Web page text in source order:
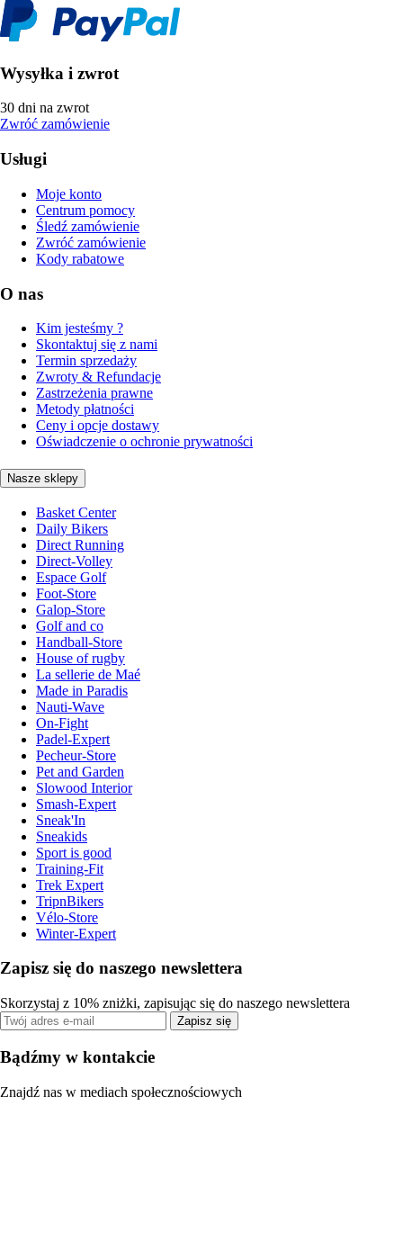
Wysyłka i zwrot
30 dni na zwrot
Zwróć zamówienie
Usługi
Moje konto
Centrum pomocy
Śledź zamówienie
Zwróć zamówienie
Kody rabatowe
O nas
Kim jesteśmy ?
Skontaktuj się z nami
Termin sprzedaży
Zwroty & Refundacje
Zastrzeżenia prawne
Metody płatności
Ceny i opcje dostawy
Oświadczenie o ochronie prywatności
Nasze sklepy
Basket Center
Daily Bikers
Direct Running
Direct-Volley
Espace Golf
Foot-Store
Galop-Store
Golf and co
Handball-Store
House of rugby
La sellerie de Maé
Made in Paradis
Nauti-Wave
On-Fight
Padel-Expert
Pecheur-Store
Pet and Garden
Slowood Interior
Smash-Expert
Sneak'In
Sneakids
Sport is good
Training-Fit
Trek Expert
TripnBikers
Vélo-Store
Winter-Expert
Zapisz się do naszego newslettera
Skorzystaj z 10% zniżki, zapisując się do naszego newslettera
Zapisz się
Bądźmy w kontakcie
Znajdź nas w mediach społecznościowych